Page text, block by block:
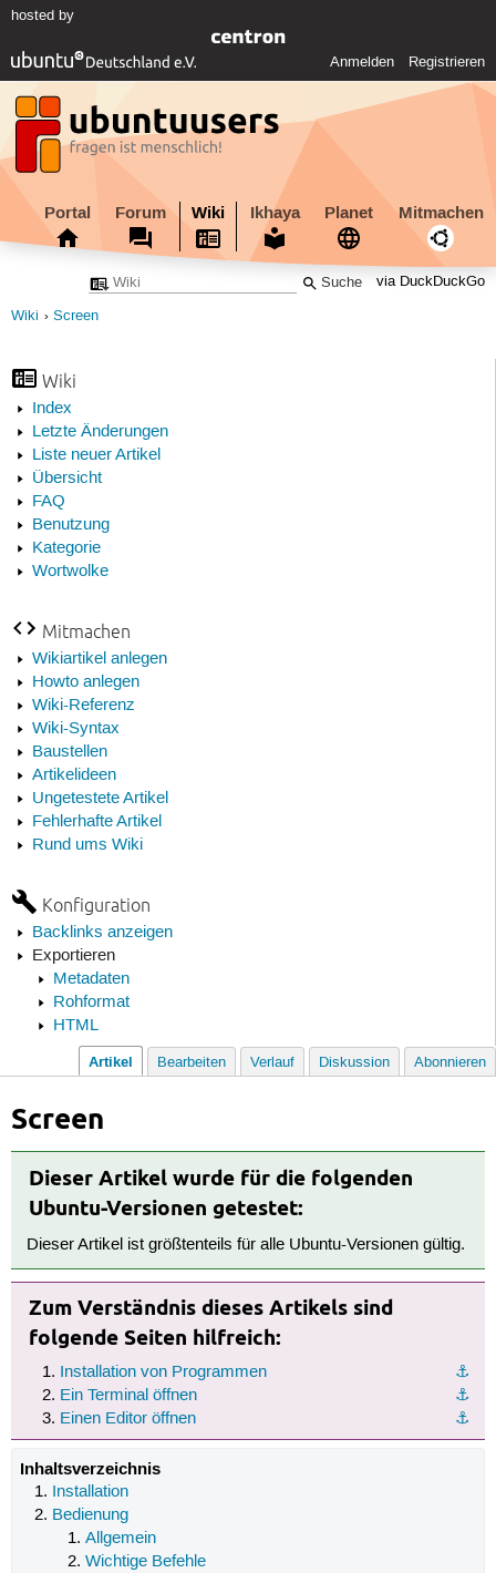
hosted by
Anmelden Registrieren
Portal Forum Wiki Ikhaya Planet Mitmachen
via DuckDuckGo
Wiki Screen
Wiki
Index
Letzte Änderungen
Liste neuer Artikel
Übersicht
FAQ
Benutzung
Kategorie
Wortwolke
Mitmachen
Wikiartikel anlegen
Howto anlegen
Wiki-Referenz
Wiki-Syntax
Baustellen
Artikelideen
Ungetestete Artikel
Fehlerhafte Artikel
Rund ums Wiki
Konfiguration
Backlinks anzeigen
Exportieren
Metadaten
Rohformat
HTML
Artikel Bearbeiten Verlauf Diskussion Abonnieren
Screen
Dieser Artikel wurde für die folgenden
Ubuntu-Versionen getestet:
Dieser Artikel ist größtenteils für alle Ubuntu-Versionen gültig.
Zum Verständnis dieses Artikels sind
folgende Seiten hilfreich:
⚓︎
Installation von Programmen
⚓︎
Ein Terminal öffnen
⚓︎
Einen Editor öffnen
Inhaltsverzeichnis
Installation
Bedienung
Allgemein
Wichtige Befehle